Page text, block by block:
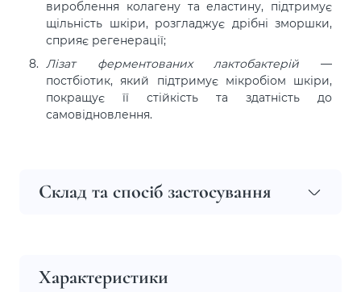
вироблення колагену та еластину, підтримує
щільність шкіри, розгладжує дрібні зморшки,
сприяє регенерації;
Лізат ферментованих лактобактерій —
постбіотик, який підтримує мікробіом шкіри,
покращує її стійкість та здатність до
самовідновлення.
Склад та спосіб застосування
Характеристики